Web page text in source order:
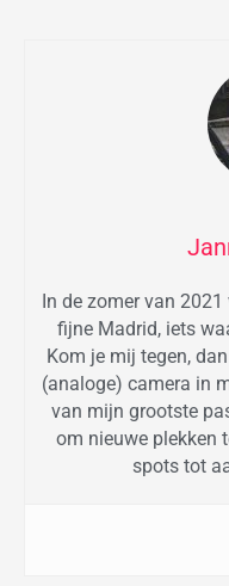
In de zomer van
fijne Madrid, iets
Kom je mij tegen,
(analoge) camera in
van mijn grootste
om nieuwe plekken
spots tot